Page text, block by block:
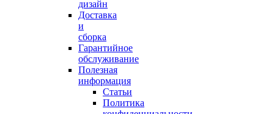
дизайн
Доставка
и
сборка
Гарантийное
обслуживание
Полезная
информация
Статьи
Политика